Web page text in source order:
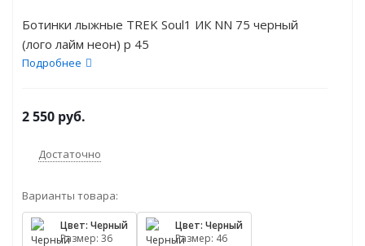
Ботинки лыжные TREK Soul1 ИК NN 75 черный
(лого лайм неон) р 45
Подробнее
2 550 руб.
Достаточно
Варианты товара:
Цвет: Черный
Размер: 36
Цвет: Черный
Размер: 46